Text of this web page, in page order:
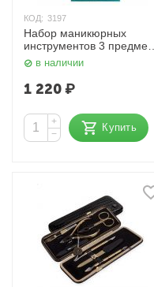
КОД: 3197
Набор маникюрных
инструментов 3 предмета
Classic Sis 29 Zinger
в наличии
1 220₽
+
−
Купить